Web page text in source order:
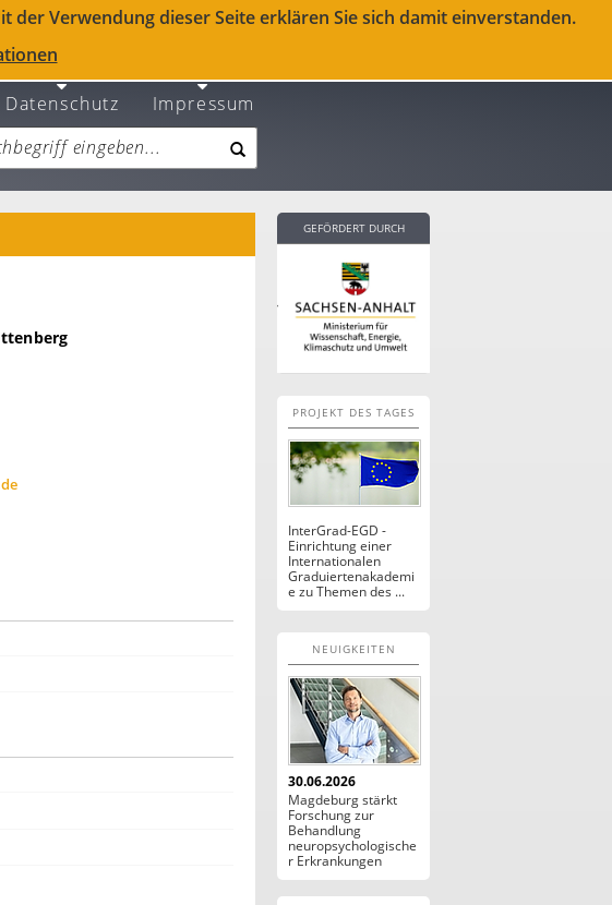
Verwendung dieser Seite erklären Sie sich damit einverstanden.
Datenschutz Impressum
GEFÖRDERT DURCH
PROJEKT DES TAGES
InterGrad-EGD -
Einrichtung einer
Internationalen
Graduiertenakademi
e zu Themen des ...
NEUIGKEITEN
30.06.2026
Magdeburg stärkt
Forschung zur
Behandlung
neuropsychologische
r Erkrankungen